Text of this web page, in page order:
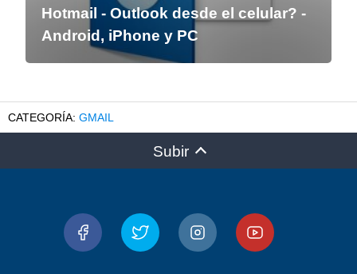
Hotmail - Outlook desde el celular? -
Android, iPhone y PC
GMAIL
Subir